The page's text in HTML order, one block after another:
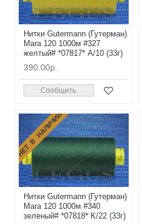
Нитки Gutermann (Гутерман)
Mara 120 1000м #327
желтый# *07817* A/10 (33г)
390.00р.
Сообщить
НЕТ В НАЛИЧИИ
Нитки Gutermann (Гутерман)
Mara 120 1000м #340
зеленый# *07818* K/22 (33г)